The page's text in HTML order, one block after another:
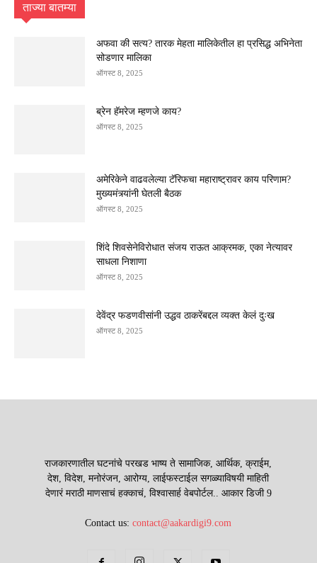
ताज्या बातम्या
अफवा की सत्य? तारक मेहता मालिकेतील हा प्रसिद्ध अभिनेता
सोडणार मालिका
ऑगस्ट 8, 2025
ब्रेन हॅमरेज म्हणजे काय?
ऑगस्ट 8, 2025
अमेरिकेने वाढवलेल्या टॅरिफचा महाराष्ट्रावर काय परिणाम?
मुख्यमंत्र्यांनी घेतली बैठक
ऑगस्ट 8, 2025
शिंदे शिवसेनेविरोधात संजय राऊत आक्रमक, एका नेत्यावर
साधला निशाणा
ऑगस्ट 8, 2025
देवेंद्र फडणवीसांनी उद्धव ठाकरेंबद्दल व्यक्त केलं दुःख
ऑगस्ट 8, 2025
राजकारणातील घटनांचे परखड भाष्य ते सामाजिक, आर्थिक, क्राईम,
देश, विदेश, मनोरंजन, आरोग्य, लाईफस्टाईल सगळ्याविषयी माहिती
देणारं मराठी माणसाचं हक्काचं, विश्वासार्ह वेबपोर्टल.. आकार डिजी 9
Contact us:contact@aakardigi9.com